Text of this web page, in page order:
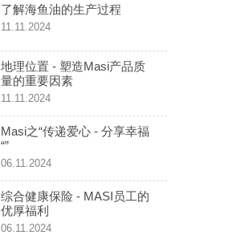
了解海鱼油的生产过程
11.11.2024
地理位置 - 塑造Masi产品质
量的重要因素
11.11.2024
Masi之“传递爱心 - 分享幸福
“”
06.11.2024
综合健康保险 - MASI员工的
优厚福利
06.11.2024